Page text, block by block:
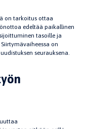
on tarkoitus ottaa
edeltää paikallinen
tasoille ja
on
seurauksena.